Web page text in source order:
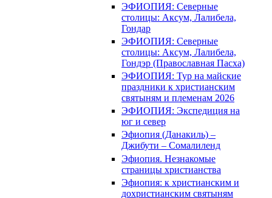
ЭФИОПИЯ: Северные
столицы: Аксум, Лалибела,
Гондар
ЭФИОПИЯ: Северные
столицы: Аксум, Лалибела,
Гондэр (Православная Пасха)
ЭФИОПИЯ: Тур на майские
праздники к христианским
святыням и племенам 2026
ЭФИОПИЯ: Экспедиция на
юг и север
Эфиопия (Данакиль) –
Джибути – Cомалиленд
Эфиопия. Незнакомые
страницы христианства
Эфиопия: к христианским и
дохристианским святыням